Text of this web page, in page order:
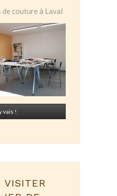
couture à Laval
vais !
VISITER